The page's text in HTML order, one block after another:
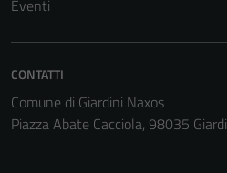
Eventi
CONTATTI
Comune di Giardini Naxos
Piazza Abate Cacciola, 98035